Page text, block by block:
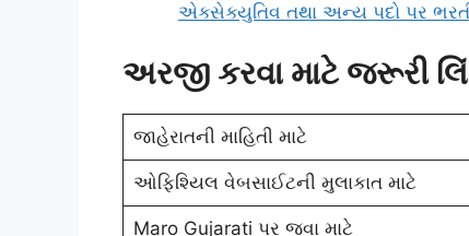
એક્સેક્યુતિવ તથા અન્ય પદો પર
અરજી કરવા માટે જરૂરી
જાહેરાતની માહિતી માટે
ઓફિશ્યિલ વેબસાઈટની મુલાકાત માટે
Maro Gujarati પર જવા માટે